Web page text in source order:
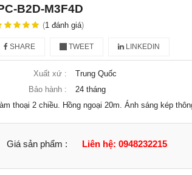
B2D-M3F4D
(1 đánh giá)
SHARE TWEET LINKEDIN
Xuất xứ :
Trung Quốc
Bảo hành :
24 tháng
thoại 2 chiều. Hồng ngoại 20m. Ánh sáng kép
Giá sản phẩm : Liên hệ: 0948232215